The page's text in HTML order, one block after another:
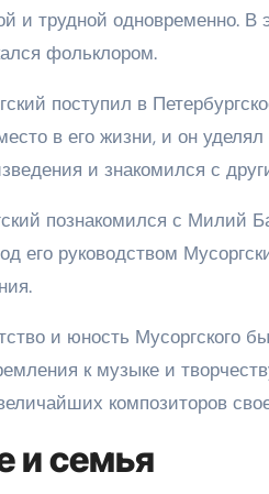
и трудной одновременно.
фольклором.
поступил в
в его жизни, и он
и знакомился с
познакомился с Милий
его руководством
и юность Мусоргского
к музыке и
композиторов
и семья